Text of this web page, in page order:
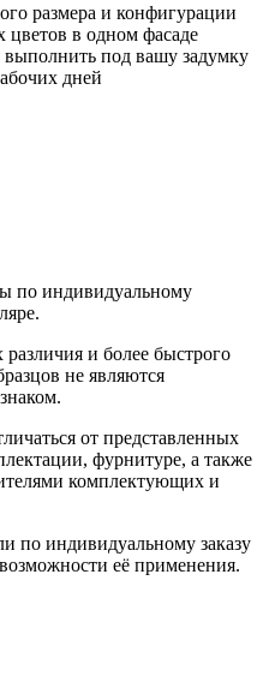
размера и конфигурации
цветов в одном фасаде
под вашу задумку
дней
по индивидуальному
и более быстрого
не являются
от представленных
фурнитуре, а также
комплектующих и
по индивидуальному заказу
её применения.